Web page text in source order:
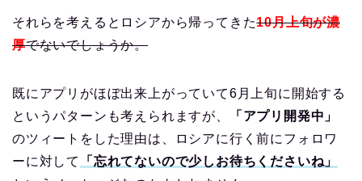
それらを考えるとロシアから帰ってきた10月上旬が濃
厚でないでしょうか。
既にアプリがほぼ出来上がっていて6月上旬に開始する
というパターンも考えられますが、
「アプリ開発中」
のツィートをした理由は、ロシアに行く前にフォロワ
ーに対して
「忘れてないので少しお待ちくださいね」